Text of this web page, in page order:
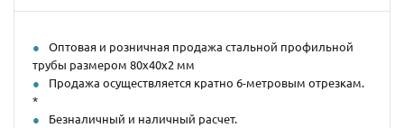
Оптовая и розничная продажа стальной профильной
трубы размером 80х40х2 мм
Продажа осуществляется кратно 6-метровым отрезкам.
*
Безналичный и наличный расчет.